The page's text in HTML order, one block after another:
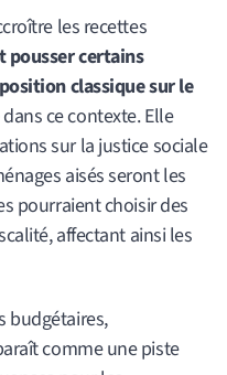
les recettes
pousser certains
classique sur le
ce contexte. Elle
sur la justice sociale
aisés seront les
pourraient choisir des
affectant ainsi les
budgétaires,
comme une piste